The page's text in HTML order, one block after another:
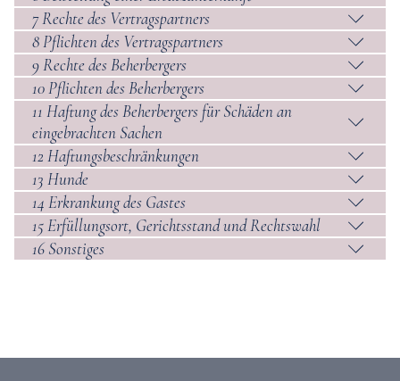
7 Rechte des Vertragspartners
8 Pflichten des Vertragspartners
9 Rechte des Beherbergers
10 Pflichten des Beherbergers
11 Haftung des Beherbergers für Schäden an
eingebrachten Sachen
12 Haftungsbeschränkungen
13 Hunde
14 Erkrankung des Gastes
15 Erfüllungsort, Gerichtsstand und Rechtswahl
16 Sonstiges